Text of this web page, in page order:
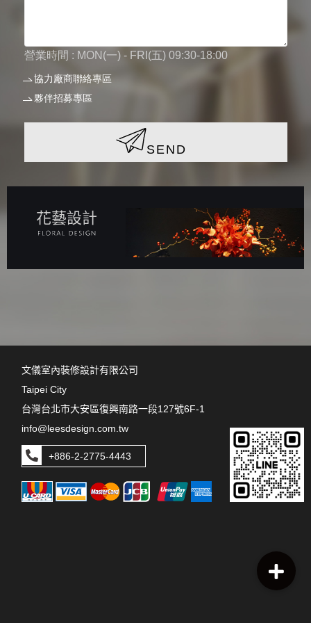
營業時間 : MON(一) - FRI(五) 09:30-18:00
協力廠商聯絡專區
夥伴招募專區
SEND
花藝設計
文儀室內裝修設計有限公司
Taipei City
台灣台北市大安區復興南路一段127號6F-1
info@leesdesign.com.tw
+886-2-2775-4443